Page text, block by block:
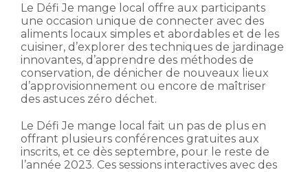
Le Défi Je mange local offre aux participants
une occasion unique de connecter avec des
aliments locaux simples et abordables et de les
cuisiner, d’explorer des techniques de jardinage
innovantes, d’apprendre des méthodes de
conservation, de dénicher de nouveaux lieux
d’approvisionnement ou encore de maîtriser
des astuces zéro déchet.
Le Défi Je mange local fait un pas de plus en
offrant plusieurs conférences gratuites aux
inscrits, et ce dès septembre, pour le reste de
l’année 2023. Ces sessions interactives avec des